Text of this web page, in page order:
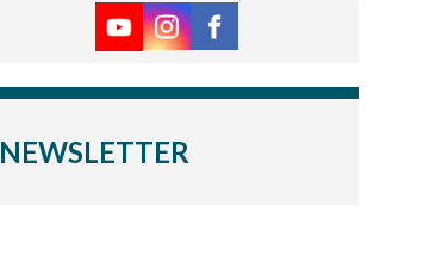
NEWSLETTER